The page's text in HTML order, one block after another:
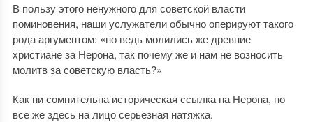
В пользу этого ненужного для советской власти
поминовения, наши услужатели обычно оперируют такого
рода аргументом: «но ведь молились же древние
христиане за Нерона, так почему же и нам не возносить
молитв за советскую власть?»
Как ни сомнительна историческая ссылка на Нерона, но
все же здесь на лицо серьезная натяжка.